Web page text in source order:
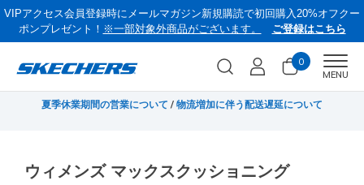
VIPアクセス会員登録時にメールマガジン新規購読で初回購入20%オフクー
ポンプレゼント！ ※一部対象外商品がございます。 ご登録はこちら
0
MENU
夏季休業期間の営業について / 物流増加に伴う配送遅延について
ウィメンズ マックスクッショニング